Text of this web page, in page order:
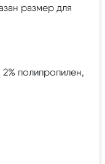
размер для
полипропилен,